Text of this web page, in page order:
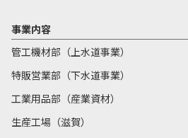
事業内容
管工機材部（上水道事業）
特販営業部（下水道事業）
工業用品部（産業資材）
生産工場（滋賀）